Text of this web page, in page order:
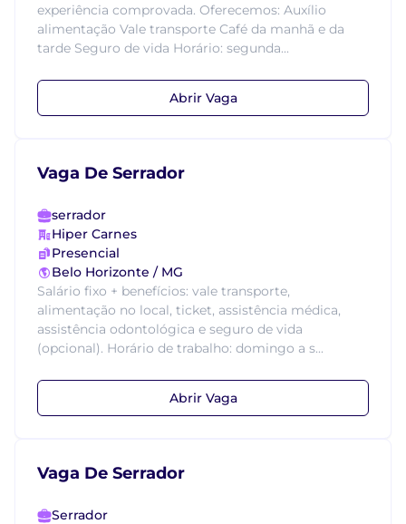
experiência comprovada. Oferecemos: Auxílio
alimentação Vale transporte Café da manhã e da
tarde Seguro de vida Horário: segunda...
Abrir Vaga
Vaga De Serrador
serrador
Hiper Carnes
Presencial
Belo Horizonte / MG
Salário fixo + benefícios: vale transporte,
alimentação no local, ticket, assistência médica,
assistência odontológica e seguro de vida
(opcional). Horário de trabalho: domingo a s...
Abrir Vaga
Vaga De Serrador
Serrador